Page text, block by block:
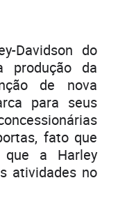
Davidson do
produção da
de nova
para seus
fato que
a Harley
atividades no